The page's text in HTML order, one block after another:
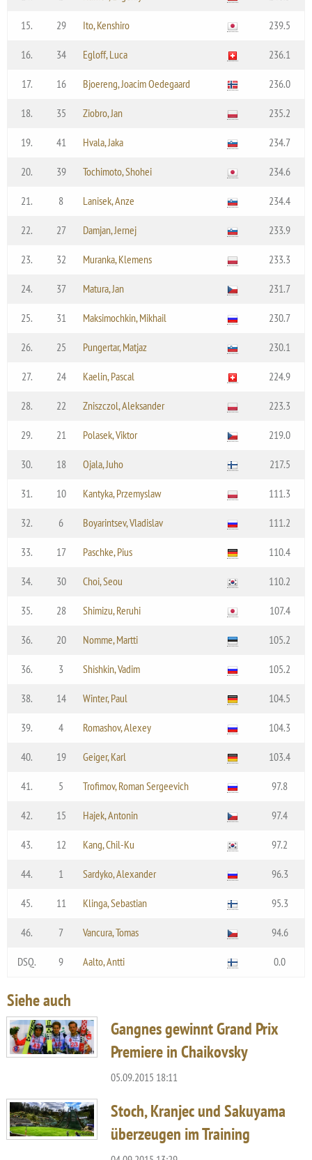
15. 29 Ito, Kenshiro 239.5
16. 34 Egloff, Luca 236.1
17. 16 Bjoereng, Joacim Oedegaard 236.0
18. 35 Ziobro, Jan 235.2
19. 41 Hvala, Jaka 234.7
20. 39 Tochimoto, Shohei 234.6
21. 8 Lanisek, Anze 234.4
22. 27 Damjan, Jernej 233.9
23. 32 Muranka, Klemens 233.3
24. 37 Matura, Jan 231.7
25. 31 Maksimochkin, Mikhail 230.7
26. 25 Pungertar, Matjaz 230.1
27. 24 Kaelin, Pascal 224.9
28. 22 Zniszczol, Aleksander 223.3
29. 21 Polasek, Viktor 219.0
30. 18 Ojala, Juho 217.5
31. 10 Kantyka, Przemyslaw 111.3
32. 6 Boyarintsev, Vladislav 111.2
33. 17 Paschke, Pius 110.4
34. 30 Choi, Seou 110.2
35. 28 Shimizu, Reruhi 107.4
36. 20 Nomme, Martti 105.2
36. 3 Shishkin, Vadim 105.2
38. 14 Winter, Paul 104.5
39. 4 Romashov, Alexey 104.3
40. 19 Geiger, Karl 103.4
41. 5 Trofimov, Roman Sergeevich 97.8
42. 15 Hajek, Antonin 97.4
43. 12 Kang, Chil-Ku 97.2
44. 1 Sardyko, Alexander 96.3
45. 11 Klinga, Sebastian 95.3
46. 7 Vancura, Tomas 94.6
DSQ. 9 Aalto, Antti 0.0
Siehe auch
Gangnes gewinnt Grand Prix
Premiere in Chaikovsky
05.09.2015 18:11
Stoch, Kranjec und Sakuyama
überzeugen im Training